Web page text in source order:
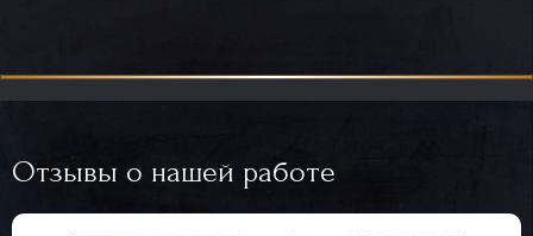
Отзывы о нашей работе